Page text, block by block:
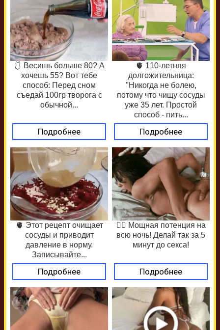
🩱 Весишь больше 80? А
хочешь 55? Вот тебе
способ: Перед сном
съедай 100гр творога с
обычной...
Подробнее
🫀 110-летняя
долгожительница:
"Никогда не болею,
потому что чищу сосуды
уже 35 лет. Простой
способ - пить...
Подробнее
🫀 Этот рецепт очищает
сосуды и приводит
давление в норму.
Записывайте...
Подробнее
❤️‍🔥 Мощная потенция на
всю ночь! Делай так за 5
минут до секса!
Подробнее